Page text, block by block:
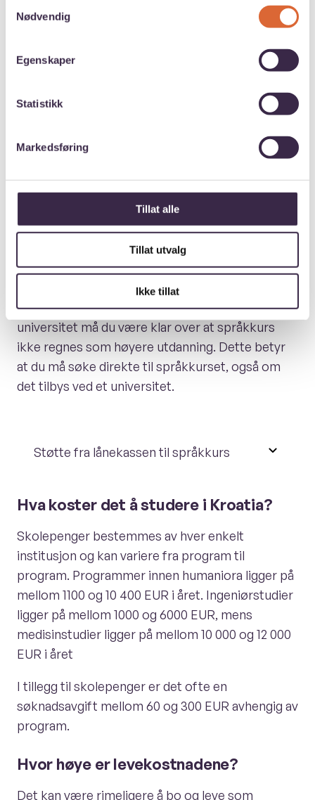
Nødvendig
Egenskaper
Statistikk
Markedsføring
Tillat alle
Tillat utvalg
Ikke tillat
Språkkurs før studiene?
Det offisielle språket i Kroatia er kroatisk.
språket før du begynner på studier på engelsk så
har du muligheter for å få støtte fra Lånekassen
har tilbud om språkkurs for internasjonale
Språkkurs ved universitetet i Zagreb
Språkkurs ved universitetet i Split
Dersom du skal søke språkkurs ved et
universitet må du være klar over at språkkurs
ikke regnes som høyere utdanning. Dette betyr
at du må søke direkte til språkkurset, også om
det tilbys ved et universitet.
Støtte fra lånekassen til språkkurs
Hva koster det å studere i Kroatia?
Skolepenger bestemmes av hver enkelt
institusjon og kan variere fra program til
program. Programmer innen humaniora ligger på
mellom 1100 og 10 400 EUR i året. Ingeniørstudier
ligger på mellom 1000 og 6000 EUR, mens
medisinstudier ligger på mellom 10 000 og 12 000
EUR i året
I tillegg til skolepenger er det ofte en
søknadsavgift mellom 60 og 300 EUR avhengig av
program.
Hvor høye er levekostnadene?
Det kan være rimeligere å bo og leve som